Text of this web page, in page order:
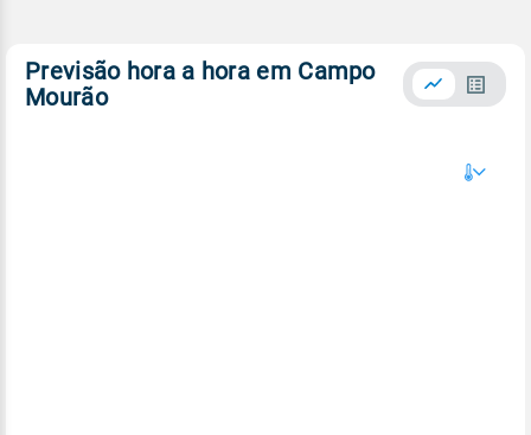
Previsão hora a hora em Campo
Mourão